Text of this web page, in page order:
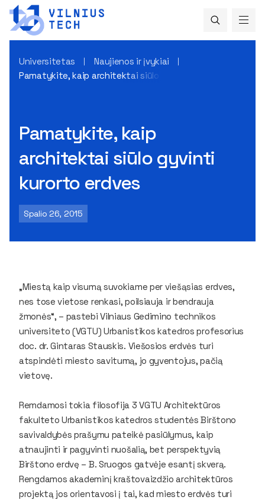
Universitetas
Naujienos ir įvykiai
Pamatykite, kaip architektai siūlo gyvinti kurorto erdves
Pamatykite, kaip
architektai siūlo gyvinti
kurorto erdves
Spalio 26, 2015
„Miestą kaip visumą suvokiame per viešąsias erdves,
nes tose vietose renkasi, poilsiauja ir bendrauja
žmonės“, – pastebi Vilniaus Gedimino technikos
universiteto (VGTU) Urbanistikos katedros profesorius
doc. dr. Gintaras Stauskis. Viešosios erdvės turi
atspindėti miesto savitumą, jo gyventojus, pačią
vietovę.
Remdamosi tokia filosofija 3 VGTU Architektūros
fakulteto Urbanistikos katedros studentės Birštono
savivaldybės prašymu pateikė pasiūlymus, kaip
atnaujinti ir pagyvinti nuošalią, bet perspektyvią
Birštono erdvę – B. Sruogos gatvėje esantį skverą.
Rengdamos akademinį kraštovaizdžio architektūros
projektą jos orientavosi į tai, kad miesto erdvės turi